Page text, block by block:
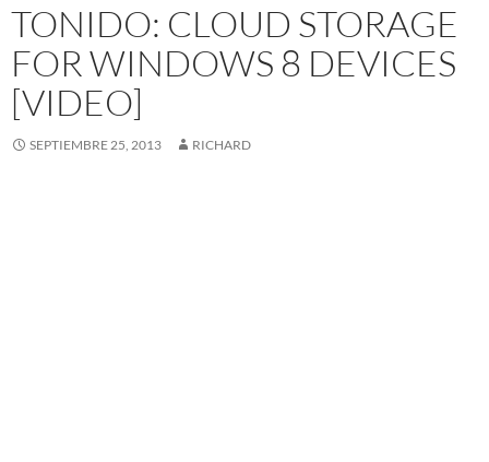
TONIDO: CLOUD STORAGE
FOR WINDOWS 8 DEVICES
[VIDEO]
SEPTIEMBRE 25, 2013 RICHARD